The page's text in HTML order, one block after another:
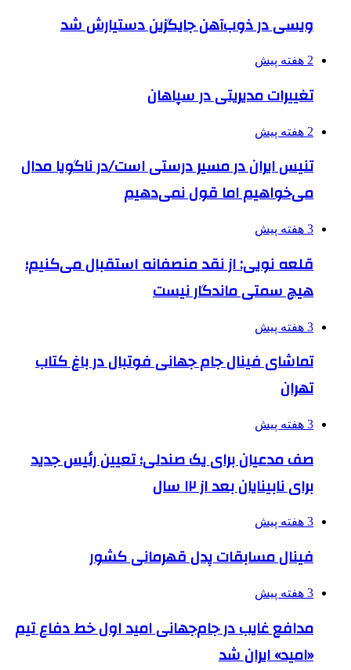
ویسی در ذوب‌آهن جایگزین دستیارش شد
2 هفته پیش
تغییرات مدیریتی در سپاهان
2 هفته پیش
تنیس ایران در مسیر درستی است/در ناگویا مدال
می‌خواهیم اما قول نمی‌دهیم
3 هفته پیش
قلعه نویی: از نقد منصفانه استقبال می‌کنیم؛
هیچ سمتی ماندگار نیست
3 هفته پیش
تماشای فینال جام جهانی فوتبال در باغ کتاب
تهران
3 هفته پیش
صف مدعیان برای یک صندلی؛ تعیین رئیس جدید
برای نابینایان بعد از ۱۲ سال
3 هفته پیش
فینال مسابقات پدل قهرمانی کشور
3 هفته پیش
مدافع غایب در جام‌جهانی امید اول خط دفاع تیم
«امید» ایران شد